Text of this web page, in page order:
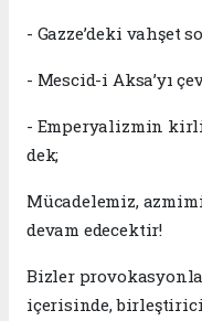
- Gazze’deki vahşet
- Mescid-i Aksa’yı
- Emperyalizmin
dek;
Mücadelemiz,
devam edecektir!
Bizler
içerisinde,